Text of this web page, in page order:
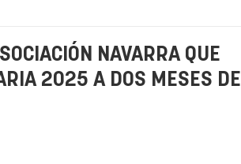
NAVARRA QUE
2025 A DOS MESES DE